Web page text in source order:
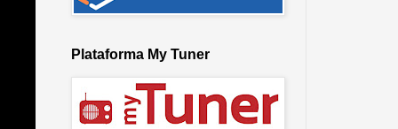
Plataforma My Tuner